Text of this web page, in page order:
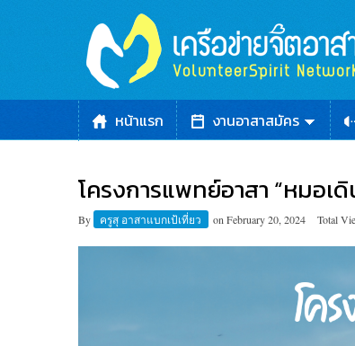
หน้าแรก งานอาสาสมัคร
โครงการแพทย์​อาสา​ “หมอ
By ครูสุ อาสาแบกเป้เที่ยว on February 20, 2024 Total